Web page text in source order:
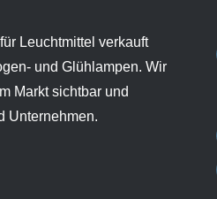
Leuchtmittel verkauft
und Glühlampen. Wir
Markt sichtbar und
Unternehmen.